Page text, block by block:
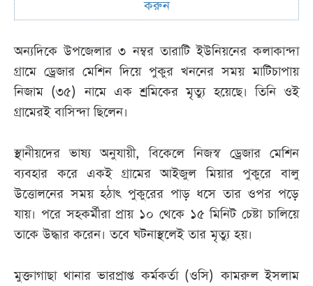
করুন
অন্যদিকে উপজেলার ৩ নম্বর তারাটি ইউনিয়নের কলাকান্দা
গ্রামে ড্রেজার মেশিন দিয়ে পুকুর খননের সময় মাটিচাপায়
নিজাম (৩৫) নামে এক শ্রমিকের মৃত্যু হয়েছে। তিনি ওই
গ্রামেরই বাসিন্দা ছিলেন।
স্থানীয়দের ভাষ্য অনুযায়ী, বিকেলে নিজস্ব ড্রেজার মেশিন
ব্যবহার করে একই গ্রামের আইজুল মিয়ার পুকুরে বালু
উত্তোলনের সময় হঠাৎ পুকুরের পাড় ধসে তার ওপর পড়ে
যায়। পরে সহকর্মীরা প্রায় ১০ থেকে ১৫ মিনিট চেষ্টা চালিয়ে
তাকে উদ্ধার করেন। তবে ঘটনাস্থলেই তার মৃত্যু হয়।
মুক্তাগাছা থানার ভারপ্রাপ্ত কর্মকর্তা (ওসি) কামরুল ইসলাম